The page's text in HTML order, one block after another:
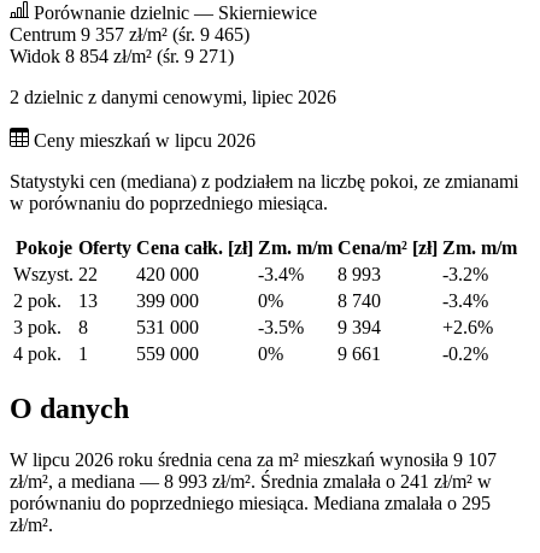
Porównanie dzielnic — Skierniewice
Centrum 9 357 zł/m² (śr. 9 465)
Widok 8 854 zł/m² (śr. 9 271)
2 dzielnic z danymi cenowymi, lipiec 2026
Ceny mieszkań w lipcu 2026
Statystyki cen (mediana) z podziałem na liczbę pokoi, ze zmianami
w porównaniu do poprzedniego miesiąca.
Pokoje Oferty Cena całk. [zł] Zm. m/m Cena/m² [zł] Zm. m/m
Wszyst. 22 420 000 -3.4% 8 993
-3.2%
2 pok.
13 399 000 0% 8 740
-3.4%
3 pok.
8 531 000 -3.5% 9 394
+2.6%
4 pok.
1 559 000 0% 9 661 -0.2%
O danych
W lipcu 2026 roku średnia cena za m² mieszkań wynosiła 9 107
zł/m², a mediana — 8 993 zł/m². Średnia zmalała o 241 zł/m² w
porównaniu do poprzedniego miesiąca. Mediana zmalała o 295
zł/m².